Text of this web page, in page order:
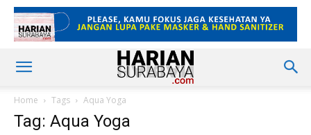
Home Tags Aqua Yoga
Tag: Aqua Yoga